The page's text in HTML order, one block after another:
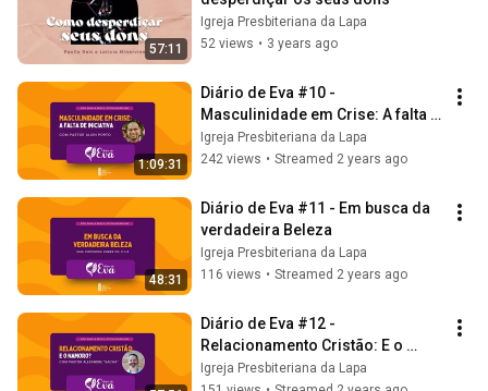
57:11
Igreja Presbiteriana da Lapa
52 views • 3 years ago
1:09:31
Diário de Eva #10 -
Masculinidade em Crise: A falta
de inciativa
Igreja Presbiteriana da Lapa
242 views • Streamed 2 years ago
48:31
Diário de Eva #11 - Em busca da
verdadeira Beleza
Igreja Presbiteriana da Lapa
116 views • Streamed 2 years ago
Diário de Eva #12 -
Relacionamento Cristão: E o
namoro? com Pastor Alexandre
Igreja Presbiteriana da Lapa